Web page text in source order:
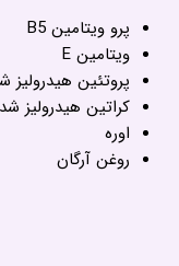
پرو ویتامین B5
ویتامین E
پروتئین هیدرولیز
کراتین هیدرولیز
اوره
روغن آرگان